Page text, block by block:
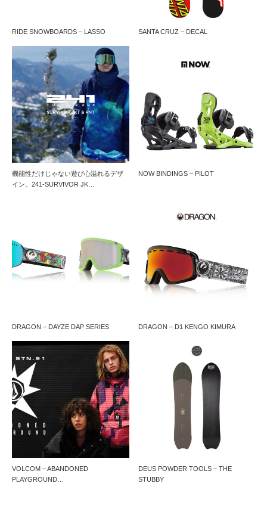
RIDE SNOWBOARDS – LASSO SANTA CRUZ – DECAL
機能性だけじゃない遊び心溢れるデザ
イン。241-SURVIVOR JK…
NOW BINDINGS – PILOT
DRAGON – DAYZE DAP SERIES DRAGON – D1 KENGO KIMURA
VOLCOM – ABANDONED
PLAYGROUND…
DEUS POWDER TOOLS – THE
STUBBY